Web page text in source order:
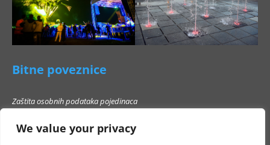
We value your privacy
Bitne poveznice
Zaštita osobnih podataka pojedinaca
Popis poslovnih subjekata s kojima Grad Beli Manastir ne smije stupati u